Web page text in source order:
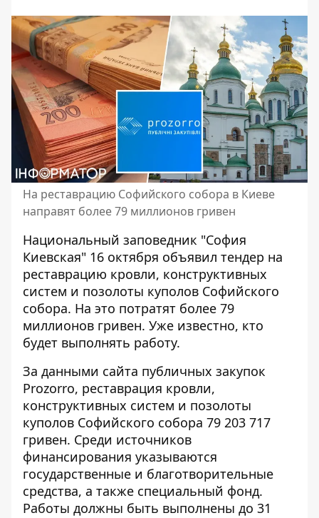
На реставрацию Софийского собора в Киеве
направят более 79 миллионов гривен
Национальный заповедник "София
Киевская" 16 октября объявил тендер на
реставрацию кровли, конструктивных
систем и позолоты куполов Софийского
собора. На это потратят более 79
миллионов гривен. Уже известно, кто
будет выполнять работу.
За данными сайта публичных закупок
Prozorro, реставрация кровли,
конструктивных систем и позолоты
куполов Софийского собора 79 203 717
гривен. Среди источников
финансирования указываются
государственные и благотворительные
средства, а также специальный фонд.
Работы должны быть выполнены до 31